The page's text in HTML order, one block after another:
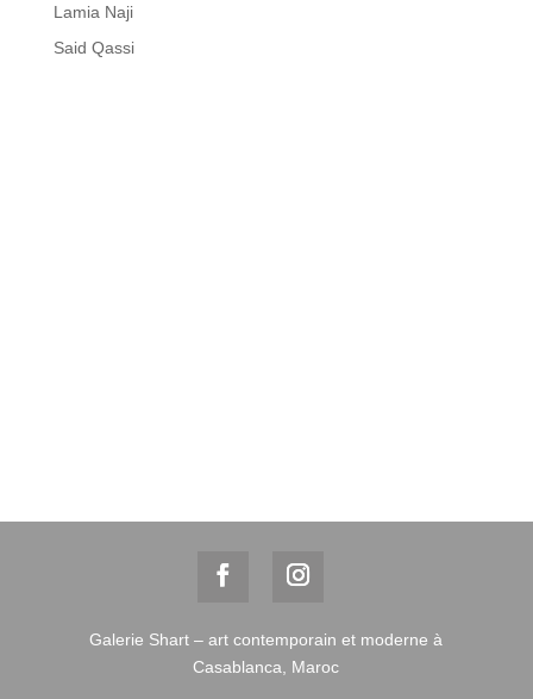
Lamia Naji
Said Qassi
Galerie Shart – art contemporain et moderne à
Casablanca, Maroc